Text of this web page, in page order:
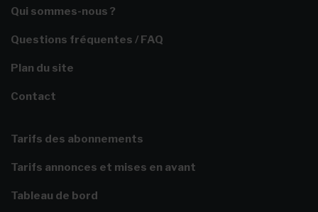
Qui sommes-nous ?
Questions fréquentes / FAQ
Plan du site
Contact
Tarifs des abonnements
Tarifs annonces et mises en avant
Tableau de bord